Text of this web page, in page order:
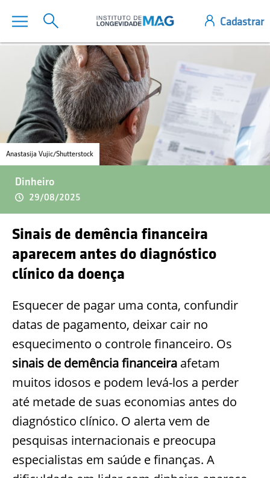
Anastasija Vujic/Shutterstock
Dinheiro
29/08/2025
Sinais de demência financeira
aparecem antes do diagnóstico
clínico da doença
Esquecer de pagar uma conta, confundir
datas de pagamento, deixar cair no
esquecimento o controle financeiro. Os
sinais de demência financeira afetam
muitos idosos e podem levá-los a perder
até metade de suas economias antes do
diagnóstico clínico. O alerta vem de
pesquisas internacionais e preocupa
especialistas em saúde e finanças. A